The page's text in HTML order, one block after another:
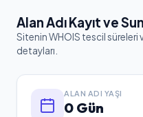
Alan Adı Kayıt ve
Sitenin WHOIS tescil süreleri
detayları.
ALAN ADI YAŞI
0 Gün